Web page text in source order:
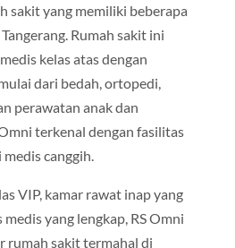
sakit yang memiliki beberapa
Rumah sakit ini
kelas atas dengan
dari bedah, ortopedi,
perawatan anak dan
terkenal dengan fasilitas
canggih.
VIP, kamar rawat inap yang
yang lengkap, RS Omni
rumah sakit termahal di